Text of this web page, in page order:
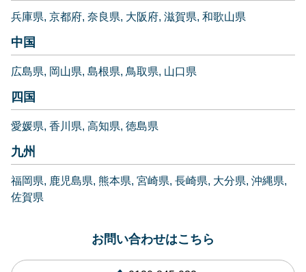
兵庫県 京都府 奈良県 大阪府 滋賀県 和歌山県
中国
広島県 岡山県 島根県 鳥取県 山口県
四国
愛媛県 香川県 高知県 徳島県
九州
福岡県 鹿児島県 熊本県 宮崎県 長崎県 大分県 沖縄県
佐賀県
お問い合わせはこちら